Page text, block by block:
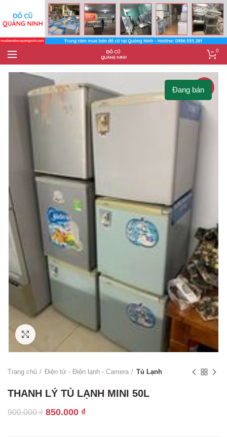
0
-6%
Click to enlarge
Đang bán
Trang chủ Điện tử - Điện lạnh - Camera Tủ Lạnh
THANH LÝ TỦ LẠNH MINI 50L
900.000₫ Giá
850.000 ₫Giá